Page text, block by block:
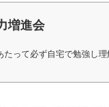
増進会
たって必ず自宅で勉強し